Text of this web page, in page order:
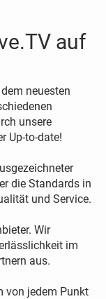
auf
neuesten
unsere
Up-to-date!
die Standards in
und Service.
Wir
im
aus.
von jedem Punkt